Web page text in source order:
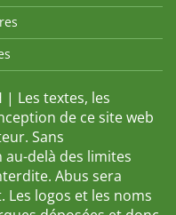
| Les textes, les
de ce site web
Sans
delà des limites
Abus sera
logos et les noms